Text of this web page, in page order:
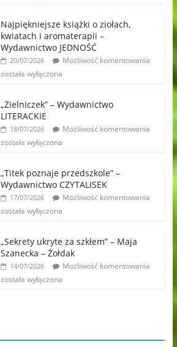
Najpiękniejsze książki o ziołach,
kwiatach i aromaterapii –
Wydawnictwo JEDNOŚĆ
20/07/2026
Możliwość komentowania
została wyłączona
„Zielniczek” – Wydawnictwo
LITERACKIE
18/07/2026
Możliwość komentowania
została wyłączona
„Titek poznaje przedszkole” –
Wydawnictwo CZYTALISEK
17/07/2026
Możliwość komentowania
została wyłączona
„Sekrety ukryte za szkłem” – Maja
Szanecka – Żołdak
14/07/2026
Możliwość komentowania
została wyłączona